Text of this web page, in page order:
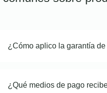
¿Cómo aplico la garantía
¿Qué medios de pago